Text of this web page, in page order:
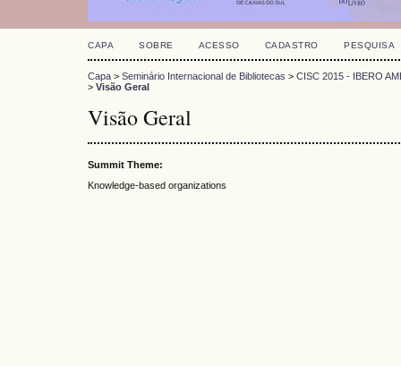
CAPA SOBRE ACESSO CADASTRO PESQUISA
Capa > Seminário Internacional de Bibliotecas > CISC 2015 - IBERO
> Visão Geral
Visão Geral
Summit Theme:
Knowledge-based organizations